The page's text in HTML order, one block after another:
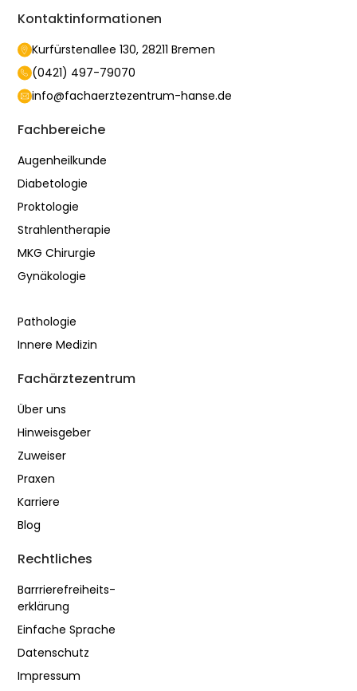
Kontaktinformationen
Kurfürstenallee 130, 28211 Bremen
(0421) 497-79070
info@fachaerztezentrum-hanse.de
Fachbereiche
Augenheilkunde
Diabetologie
Proktologie
Strahlentherapie
MKG Chirurgie
Gynäkologie
Pathologie
Innere Medizin
Fachärztezentrum
Über uns
Hinweisgeber
Zuweiser
Praxen
Karriere
Blog
Rechtliches
Barrrierefreiheits-
erklärung
Einfache Sprache
Datenschutz
Impressum